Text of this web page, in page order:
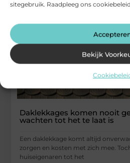
sitegebruik. Raadpleeg ons
Bekijk
Daklekkages komen nooit
wachten tot het te laat is
Een daklekkage komt altijd
zorgen en kosten met zich mee.
huiseigenaren tot het